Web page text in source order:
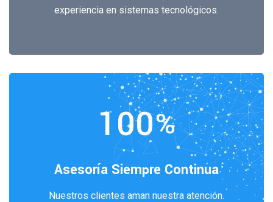
experiencia en sistemas tecnológicos.
100%
Asesoría Siempre Continua
Nuestros clientes aman nuestra atención.